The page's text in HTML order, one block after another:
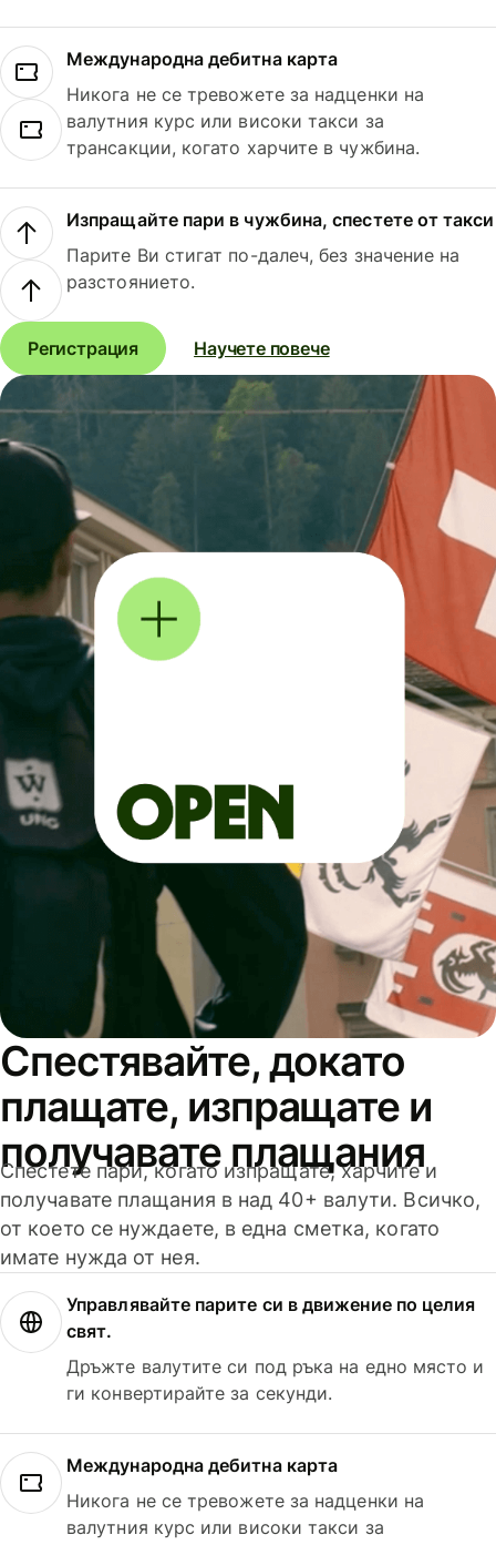
Международна дебитна карта
Никога не се тревожете за надценки на
валутния курс или високи такси за
трансакции, когато харчите в чужбина.
Изпращайте пари в чужбина, спестете от такси
Парите Ви стигат по-далеч, без значение на
разстоянието.
Регистрация Научете повече
Спестявайте, докато
плащате, изпращате и
получавате плащания
Спестете пари, когато изпращате, харчите и
получавате плащания в над 40+ валути. Всичко,
от което се нуждаете, в една сметка, когато
имате нужда от нея.
Управлявайте парите си в движение по целия
свят.
Дръжте валутите си под ръка на едно място и
ги конвертирайте за секунди.
Международна дебитна карта
Никога не се тревожете за надценки на
валутния курс или високи такси за